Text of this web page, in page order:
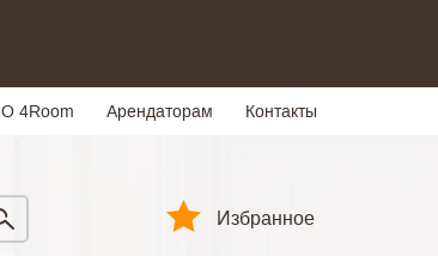
О 4Room Арендаторам Контакты
Избранное